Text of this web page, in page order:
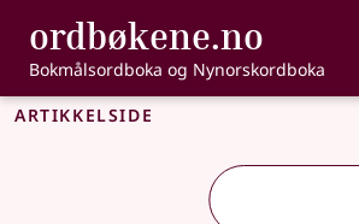
Gå til hovudinnhald
Tilgjenge
ordbøkene.no ,
Bokmålsordboka og Nynorskordboka
Artikkelside